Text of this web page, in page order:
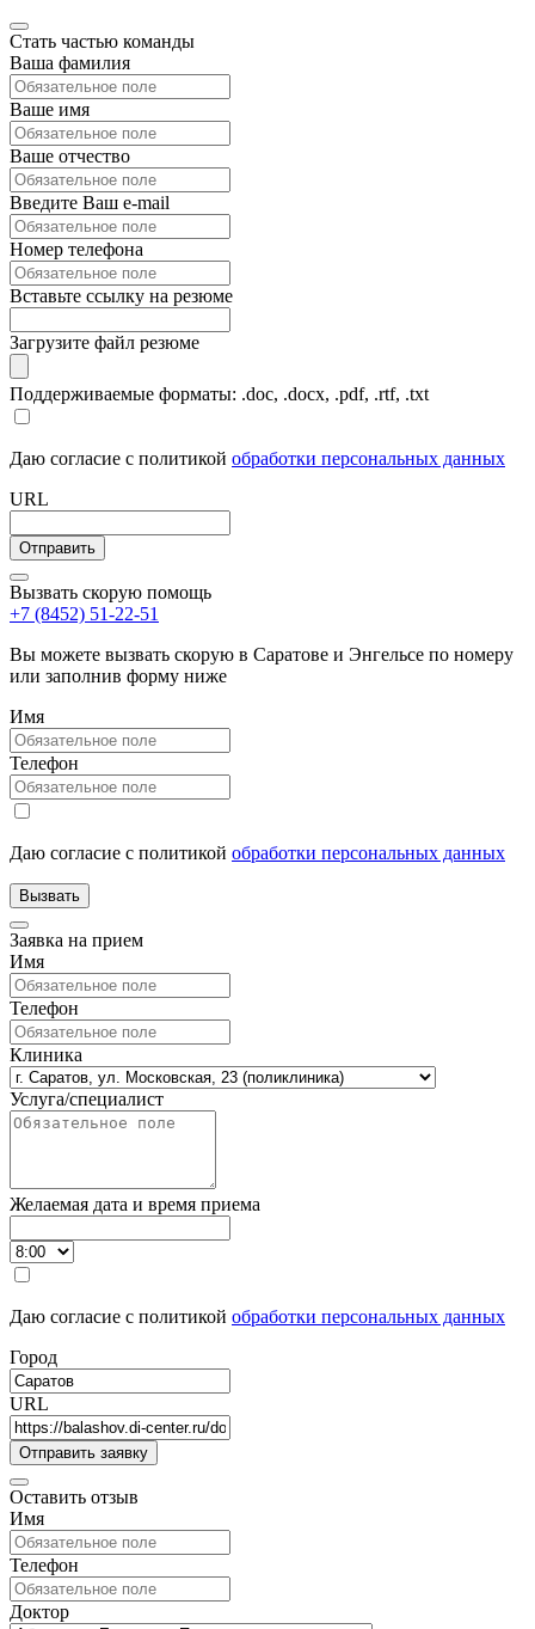
Стать частью команды
Ваша фамилия
Ваше имя
Ваше отчество
Введите Ваш e-mail
Номер телефона
Вставьте ссылку на резюме
Загрузите файл резюме
Поддерживаемые форматы: .doc, .docx, .pdf, .rtf, .txt
Даю согласие с политикой обработки персональных данных
URL
Вызвать скорую помощь
+7 (8452) 51-22-51
Вы можете вызвать скорую в Саратове и Энгельсе по номеру
или заполнив форму ниже
Имя
Телефон
Даю согласие с политикой обработки персональных данных
Заявка на прием
Имя
Телефон
Клиника
Услуга/специалист
Желаемая дата и время приема
Даю согласие с политикой обработки персональных данных
Город
URL
Оставить отзыв
Имя
Телефон
Доктор